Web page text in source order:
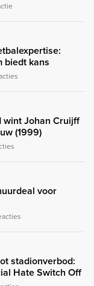
biedt kans
wint Johan Cruijff
(1999)
voor
stadionverbod:
Hate Switch Off